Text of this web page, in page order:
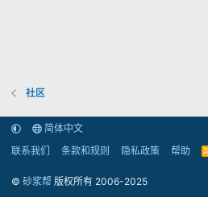
社区
简体中文
联系我们
条款和规则 隐私政策 帮助
© 砂浆帮 版权所有 2006-2025